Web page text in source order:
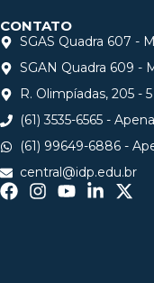
CONTATO
SGAS Quadra 607 -
SGAN Quadra 609 -
R. Olimpíadas, 205 -
(61) 3535-6565 -
(61) 99649-6886 -
central@idp.edu.br